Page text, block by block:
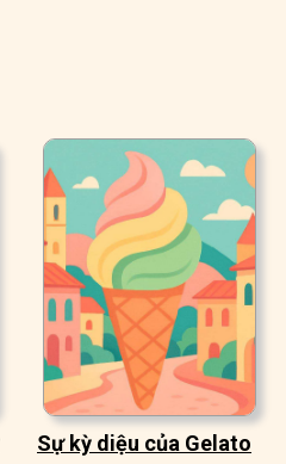
Sự kỳ diệu của Gelato